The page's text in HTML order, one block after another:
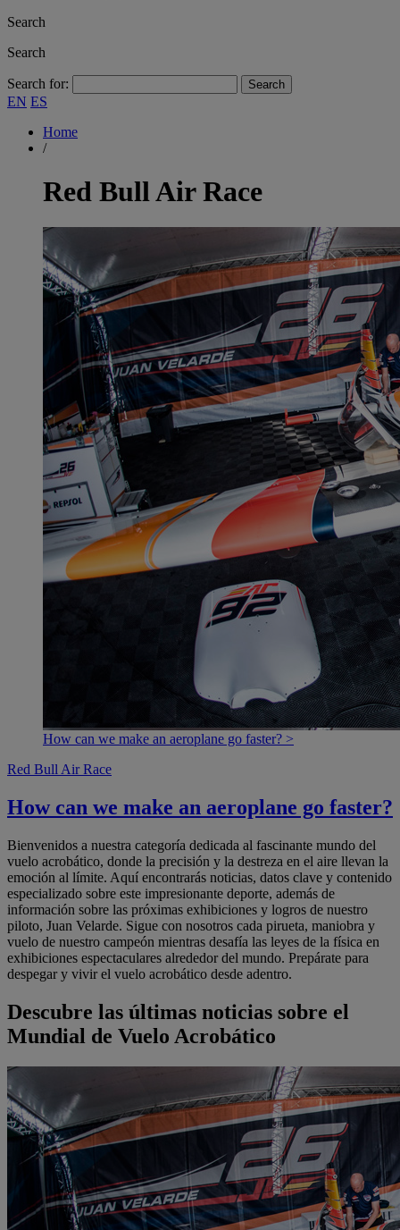
Search
Search
Search for:
EN ES
Home
/
Red Bull Air Race
How can we make an aeroplane go faster? >
Red Bull Air Race
How can we make an aeroplane go faster?
Bienvenidos a nuestra categoría dedicada al fascinante mundo del
vuelo acrobático, donde la precisión y la destreza en el aire llevan la
emoción al límite. Aquí encontrarás noticias, datos clave y contenido
especializado sobre este impresionante deporte, además de
información sobre las próximas exhibiciones y logros de nuestro
piloto, Juan Velarde. Sigue con nosotros cada pirueta, maniobra y
vuelo de nuestro campeón mientras desafía las leyes de la física en
exhibiciones espectaculares alrededor del mundo. Prepárate para
despegar y vivir el vuelo acrobático desde adentro.
Descubre las últimas noticias sobre el
Mundial de Vuelo Acrobático